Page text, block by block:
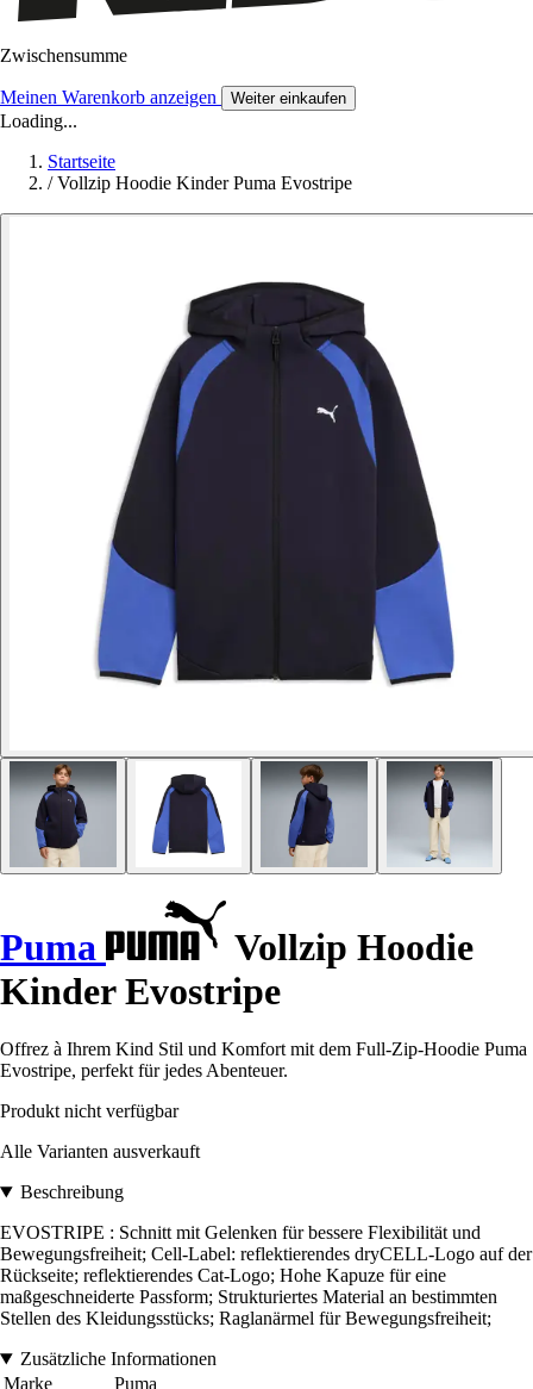
Zwischensumme
Meinen Warenkorb anzeigen Weiter einkaufen
Loading...
Startseite
/ Vollzip Hoodie Kinder Puma Evostripe
Puma
Vollzip Hoodie
Kinder Evostripe
Offrez à Ihrem Kind Stil und Komfort mit dem Full-Zip-Hoodie Puma
Evostripe, perfekt für jedes Abenteuer.
Produkt nicht verfügbar
Alle Varianten ausverkauft
Beschreibung
EVOSTRIPE : Schnitt mit Gelenken für bessere Flexibilität und
Bewegungsfreiheit; Cell-Label: reflektierendes dryCELL-Logo auf der
Rückseite; reflektierendes Cat-Logo; Hohe Kapuze für eine
maßgeschneiderte Passform; Strukturiertes Material an bestimmten
Stellen des Kleidungsstücks; Raglanärmel für Bewegungsfreiheit;
Zusätzliche Informationen
Marke
Puma